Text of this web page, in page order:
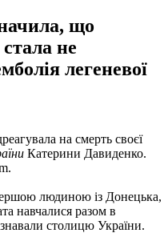
що
не
легеневої
на смерть своєї
Катерини Давиденко.
людиною із Донецька,
навчалися разом в
столицю України.